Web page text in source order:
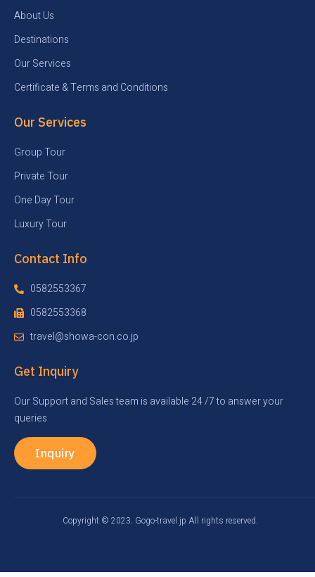
About Us
Destinations
Our Services
Certificate & Terms and Conditions
Our Services
Group Tour
Private Tour
One Day Tour
Luxury Tour
Contact Info
0582553367
0582553368
travel@showa-con.co.jp
Get Inquiry
Our Support and Sales team is available 24 /7 to answer your
queries
Inquiry
Copyright © 2023. Gogo-travel.jp All rights reserved.